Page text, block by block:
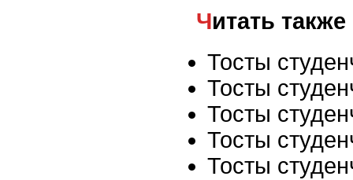
Читать также
Тосты
Тосты
Тосты
Тосты
Тосты